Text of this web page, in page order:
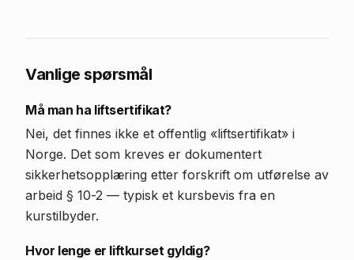
Vanlige spørsmål
Må man ha liftsertifikat?
Nei, det finnes ikke et offentlig «liftsertifikat» i
Norge. Det som kreves er dokumentert
sikkerhetsopplæring etter forskrift om utførelse av
arbeid § 10-2 — typisk et kursbevis fra en
kurstilbyder.
Hvor lenge er liftkurset gyldig?